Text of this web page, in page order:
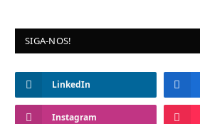
SIGA-NOS!
LinkedIn
Instagram